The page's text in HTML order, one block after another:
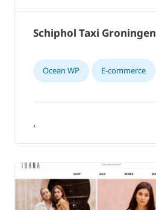
Schiphol Taxi Groningen
Ocean WP E-commerce
,